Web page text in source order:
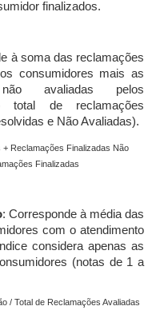
finalizados.
à soma das reclamações
consumidores mais as
não avaliadas pelos
total de reclamações
e Não Avaliadas).
Reclamações Finalizadas Não
Finalizadas
: Corresponde à média das
com o atendimento
considera apenas as
(notas de 1 a
/ Total de Reclamações Avaliadas